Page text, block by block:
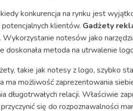
konkurencja na rynku jest
klientów. Gadżety
Wykorzystanie notesów jako
doskonała metoda na utrwalenie
takie jak notesy z logo, szybko
ma możliwość zaprezentowania
długotrwałych relacji. Właściwie
się do rozpoznawalności